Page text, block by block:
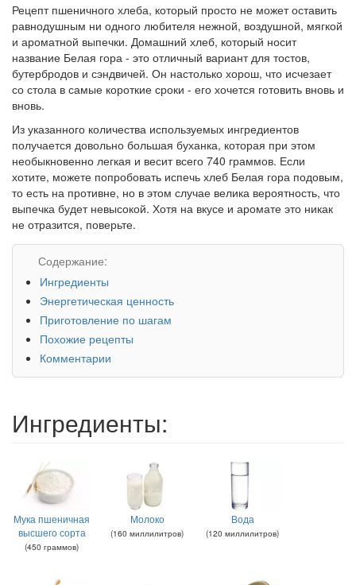
Рецепт пшеничного хлеба, который просто не может оставить
равнодушным ни одного любителя нежной, воздушной, мягкой
и ароматной выпечки. Домашний хлеб, который носит
название Белая гора - это отличный вариант для тостов,
бутербродов и сэндвичей. Он настолько хорош, что исчезает
со стола в самые короткие сроки - его хочется готовить вновь и
вновь.
Из указанного количества используемых ингредиентов
получается довольно большая буханка, которая при этом
необыкновенно легкая и весит всего 740 граммов. Если
хотите, можете попробовать испечь хлеб Белая гора подовым,
то есть на противне, но в этом случае велика вероятность, что
выпечка будет невысокой. Хотя на вкусе и аромате это никак
не отразится, поверьте.
Содержание:
Ингредиенты
Энергетическая ценность
Приготовление по шагам
Похожие рецепты
Комментарии
Ингредиенты:
Мука пшеничная
высшего сорта
(450 граммов)
Молоко
(160 миллилитров)
Вода
(120 миллилитров)